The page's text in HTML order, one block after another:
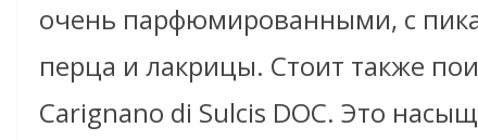
очень парфюмированными, с
перца и лакрицы. Стоит также
Carignano di Sulcis DOC. Это